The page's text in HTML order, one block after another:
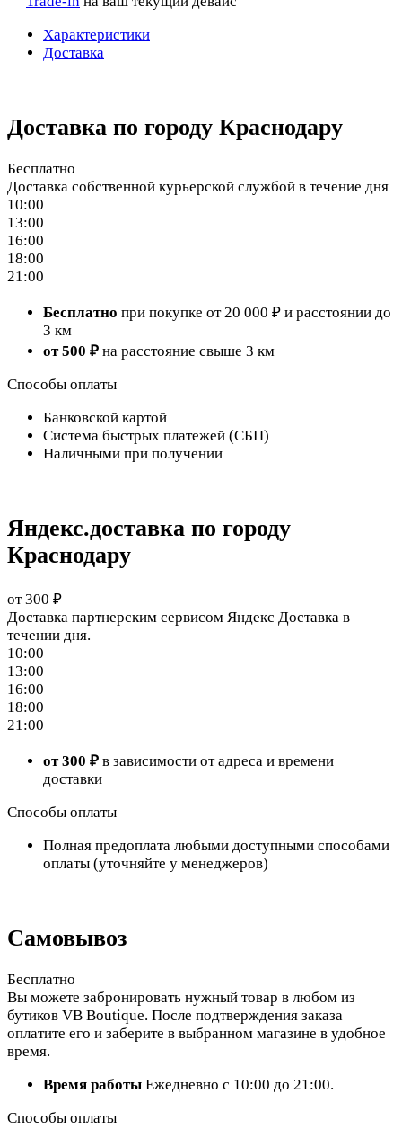
Характеристики
Доставка
Доставка по городу Краснодару
Бесплатно
Доставка собственной курьерской службой в течение дня
10:00
13:00
16:00
18:00
21:00
Бесплатно при покупке от 20 000 ₽ и расстоянии до
3 км
от 500 ₽ на расстояние свыше 3 км
Способы оплаты
Банковской картой
Система быстрых платежей (СБП)
Наличными при получении
Яндекс.доставка по городу
Краснодару
от 300 ₽
Доставка партнерским сервисом Яндекс Доставка в
течении дня.
10:00
13:00
16:00
18:00
21:00
от 300 ₽ в зависимости от адреса и времени
доставки
Способы оплаты
Полная предоплата любыми доступными способами
оплаты (уточняйте у менеджеров)
Самовывоз
Бесплатно
Вы можете забронировать нужный товар в любом из
бутиков VB Boutique. После подтверждения заказа
оплатите его и заберите в выбранном магазине в удобное
время.
Время работы Ежедневно с 10:00 до 21:00.
Способы оплаты